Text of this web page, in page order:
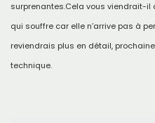
surprenantes.Cela vous viendrait-il
qui souffre car elle n’arrive pas à
reviendrais plus en détail,
technique.